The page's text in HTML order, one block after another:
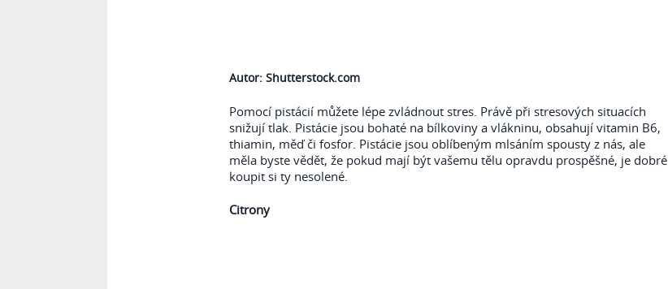
Autor: Shutterstock.com
Pomocí pistácií můžete lépe zvládnout stres. Právě při stresových situacích
snižují tlak. Pistácie jsou bohaté na bílkoviny a vlákninu, obsahují vitamin B6,
thiamin, měď či fosfor. Pistácie jsou oblíbeným mlsáním spousty z nás, ale
měla byste vědět, že pokud mají být vašemu tělu opravdu prospěšné, je dobré
koupit si ty nesolené.
Citrony